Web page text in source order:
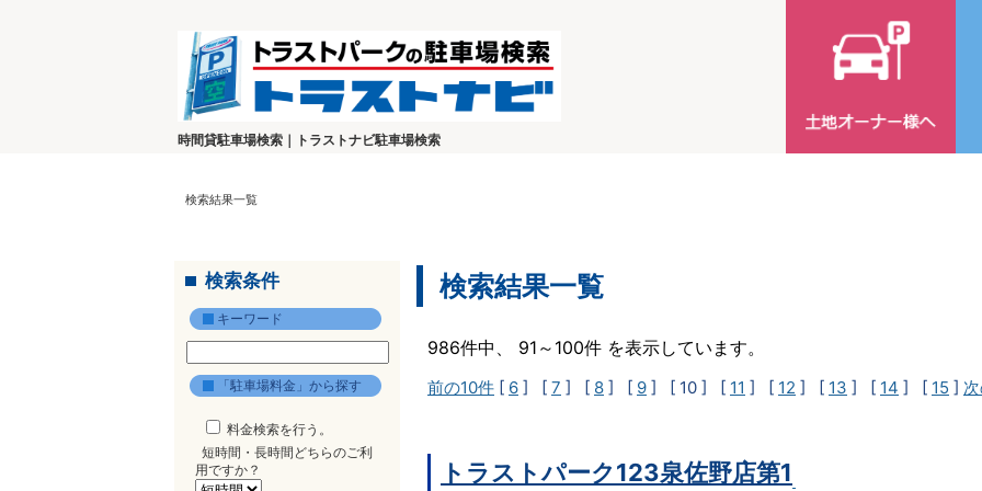
時間貸駐車場検索｜トラストナビ駐車場検索
検索結果一覧
検索条件
キーワード
「駐車場料金」から探す
料金検索を行う。
短時間・長時間どちらのご利
用ですか？
検索結果一覧
986件中、 91～100件 を表示しています。
前の10件 [ 6 ] [ 7 ] [ 8 ] [ 9 ] [ 10 ] [ 11 ] [ 12 ] [ 13 ] [ 14 ] [ 15 ]
トラストパーク123泉佐野店第1